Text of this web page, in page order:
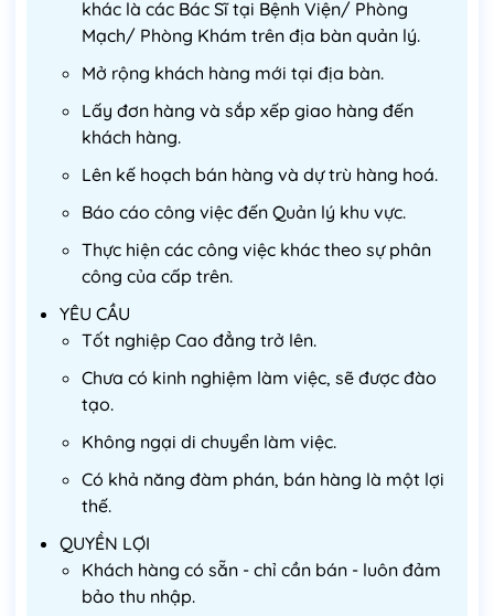
khác là các Bác Sĩ tại Bệnh Viện/ Phòng
Mạch/ Phòng Khám trên địa bàn quản lý.
Mở rộng khách hàng mới tại địa bàn.
Lấy đơn hàng và sắp xếp giao hàng đến
khách hàng.
Lên kế hoạch bán hàng và dự trù hàng hoá.
Báo cáo công việc đến Quản lý khu vực.
Thực hiện các công việc khác theo sự phân
công của cấp trên.
YÊU CẦU
Tốt nghiệp Cao đẳng trở lên.
Chưa có kinh nghiệm làm việc, sẽ được đào
tạo.
Không ngại di chuyển làm việc.
Có khả năng đàm phán, bán hàng là một lợi
thế.
QUYỀN LỢI
Khách hàng có sẵn - chỉ cần bán - luôn đảm
bảo thu nhập.